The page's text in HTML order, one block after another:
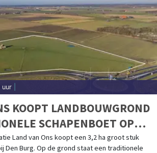
uur
KOOPT LANDBOUWGROND
SCHAPENBOET OP
Land van Ons koopt een 3,2 ha groot stuk
Den Burg. Op de grond staat een traditionele